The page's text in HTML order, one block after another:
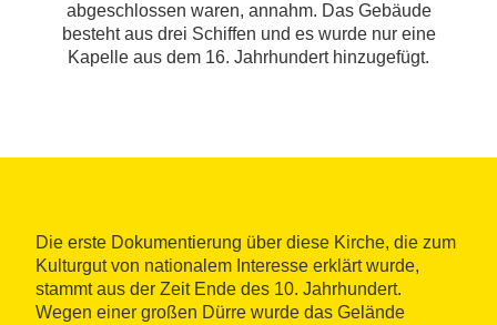
abgeschlossen waren, annahm. Das Gebäude
besteht aus drei Schiffen und es wurde nur eine
Kapelle aus dem 16. Jahrhundert hinzugefügt.
Die erste Dokumentierung über diese Kirche, die zum
Kulturgut von nationalem Interesse erklärt wurde,
stammt aus der Zeit Ende des 10. Jahrhundert.
Wegen einer großen Dürre wurde das Gelände